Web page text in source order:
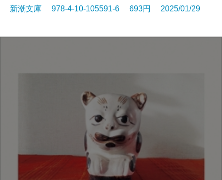
新潮文庫 978-4-10-105591-6 693円 2025/01/29